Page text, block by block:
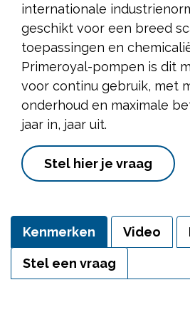
internationale
geschikt voor een breed
toepassingen en
Primeroyal-pompen is dit
voor continu gebruik, met
onderhoud en maximale
jaar in, jaar uit.
Stel hier je vraag
Kenmerken Video
Stel een vraag